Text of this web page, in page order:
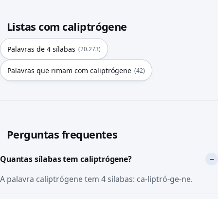
Listas com caliptrógene
Palavras de 4 sílabas (20.273)
Palavras que rimam com caliptrógene (42)
Perguntas frequentes
Quantas sílabas tem caliptrógene?
A palavra caliptrógene tem 4 sílabas: ca-liptró-ge-ne.